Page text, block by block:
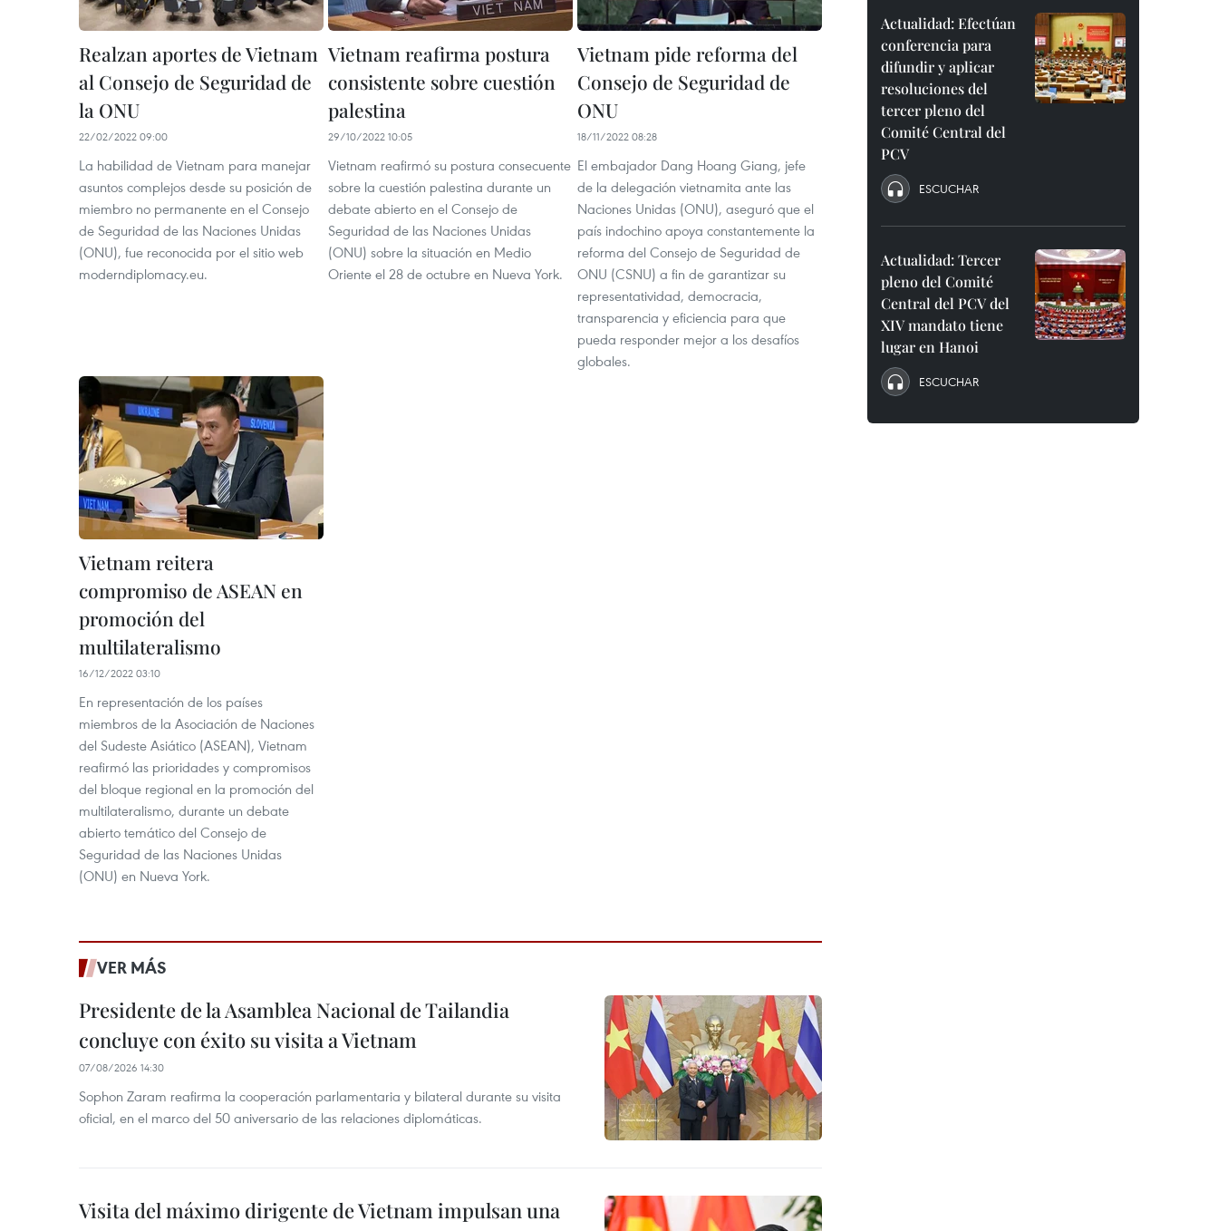
Realzan aportes de Vietnam
al Consejo de Seguridad de
la ONU
22/02/2022 09:00
La habilidad de Vietnam para manejar
asuntos complejos desde su posición de
miembro no permanente en el Consejo
de Seguridad de las Naciones Unidas
(ONU), fue reconocida por el sitio web
moderndiplomacy.eu.
Vietnam reafirma postura
consistente sobre cuestión
palestina
29/10/2022 10:05
Vietnam reafirmó su postura consecuente
sobre la cuestión palestina durante un
debate abierto en el Consejo de
Seguridad de las Naciones Unidas
(ONU) sobre la situación en Medio
Oriente el 28 de octubre en Nueva York.
Vietnam pide reforma del
Consejo de Seguridad de
ONU
18/11/2022 08:28
El embajador Dang Hoang Giang, jefe
de la delegación vietnamita ante las
Naciones Unidas (ONU), aseguró que el
país indochino apoya constantemente la
reforma del Consejo de Seguridad de
ONU (CSNU) a fin de garantizar su
representatividad, democracia,
transparencia y eficiencia para que
pueda responder mejor a los desafíos
globales.
Vietnam reitera
compromiso de ASEAN en
promoción del
multilateralismo
16/12/2022 03:10
En representación de los países
miembros de la Asociación de Naciones
del Sudeste Asiático (ASEAN), Vietnam
reafirmó las prioridades y compromisos
del bloque regional en la promoción del
multilateralismo, durante un debate
abierto temático del Consejo de
Seguridad de las Naciones Unidas
(ONU) en Nueva York.
VER MÁS
Presidente de la Asamblea Nacional de Tailandia
concluye con éxito su visita a Vietnam
07/08/2026 14:30
Sophon Zaram reafirma la cooperación parlamentaria y bilateral durante su visita
oficial, en el marco del 50 aniversario de las relaciones diplomáticas.
Visita del máximo dirigente de Vietnam impulsan una
Actualidad: Efectúan
conferencia para
difundir y aplicar
resoluciones del
tercer pleno del
Comité Central del
PCV
ESCUCHAR
Actualidad: Tercer
pleno del Comité
Central del PCV del
XIV mandato tiene
lugar en Hanoi
ESCUCHAR